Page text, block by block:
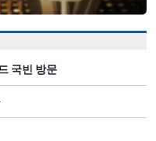
국빈 방문